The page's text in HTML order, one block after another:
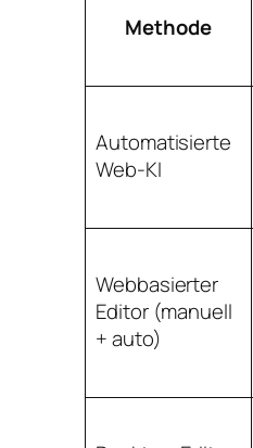
Methode
Automatisierte
Web-KI
Webbasierter
Editor (manuell
+ auto)